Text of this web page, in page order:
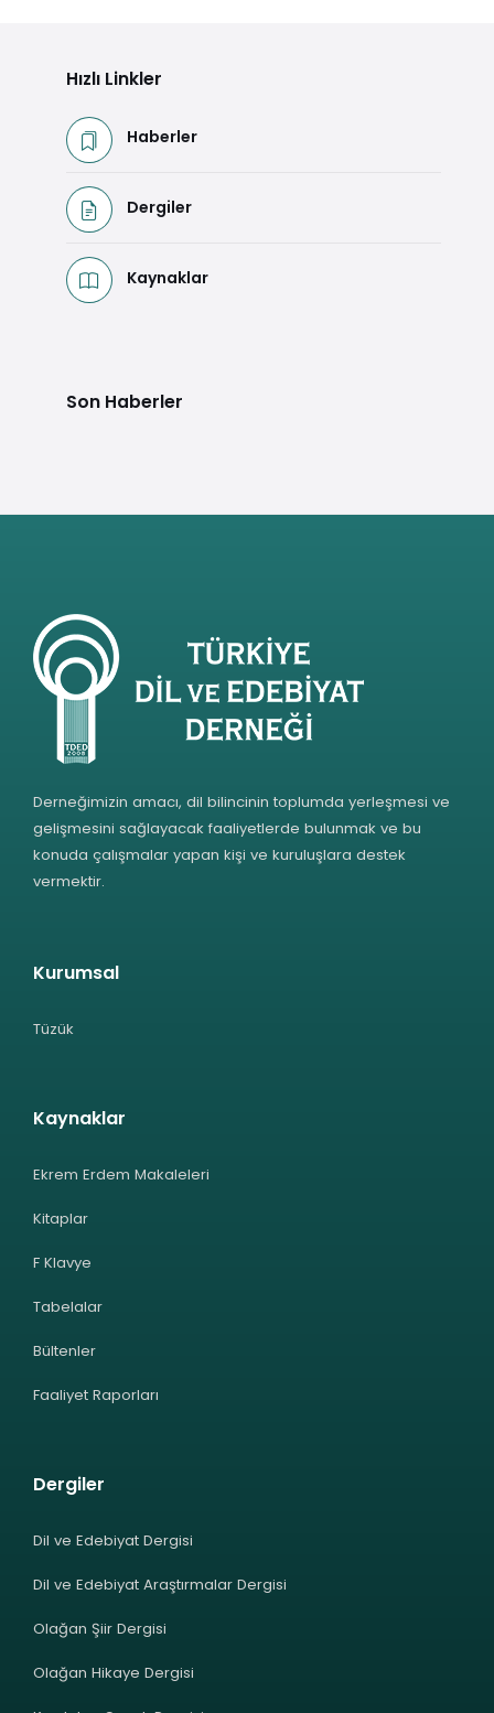
Hızlı Linkler
Haberler
Dergiler
Kaynaklar
Son Haberler
Derneğimizin amacı, dil bilincinin toplumda yerleşmesi ve
gelişmesini sağlayacak faaliyetlerde bulunmak ve bu
konuda çalışmalar yapan kişi ve kuruluşlara destek
vermektir.
Kurumsal
Tüzük
Kaynaklar
Ekrem Erdem Makaleleri
Kitaplar
F Klavye
Tabelalar
Bültenler
Faaliyet Raporları
Dergiler
Dil ve Edebiyat Dergisi
Dil ve Edebiyat Araştırmalar Dergisi
Olağan Şiir Dergisi
Olağan Hikaye Dergisi